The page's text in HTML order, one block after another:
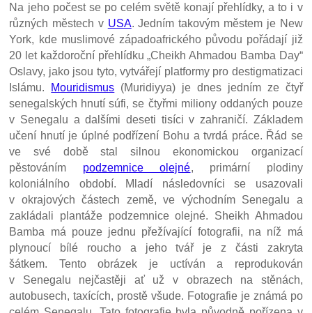
Na jeho počest se po celém světě konají přehlídky, a to i v
různých městech v USA. Jedním takovým městem je New
York, kde muslimové západoafrického původu pořádají již
20 let každoroční přehlídku „Cheikh Ahmadou Bamba Day“
Oslavy, jako jsou tyto, vytvářejí platformy pro destigmatizaci
Islámu. Mouridismus (Muridiyya) je dnes jedním ze čtyř
senegalských hnutí súfi, se čtyřmi miliony oddaných pouze
v Senegalu a dalšími deseti tisíci v zahraničí. Základem
učení hnutí je úplné podřízení Bohu a tvrdá práce. Řád se
ve své době stal silnou ekonomickou organizací
pěstováním podzemnice olejné, primární plodiny
koloniálního období. Mladí následovníci se usazovali
v okrajových částech země, ve východním Senegalu a
zakládali plantáže podzemnice olejné. Sheikh Ahmadou
Bamba má pouze jednu přežívající fotografii, na níž má
plynoucí bílé roucho a jeho tvář je z části zakryta
šátkem. Tento obrázek je uctíván a reprodukován
v Senegalu nejčastěji ať už v obrazech na stěnách,
autobusech, taxících, prostě všude. Fotografie je známá po